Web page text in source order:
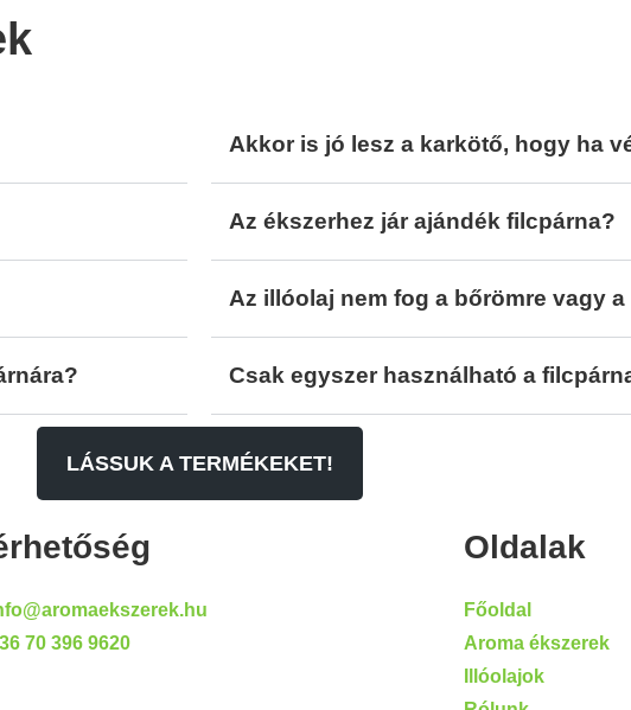
Akkor is jó lesz a karkötő, hogy ha
Az ékszerhez jár ajándék filcpárna?
Az illóolaj nem fog a bőrömre vagy
Csak egyszer használható a
LÁSSUK A TERMÉKEKET!
70 396 9620
Oldalak
Főoldal
Aroma ékszerek
Illóolajok